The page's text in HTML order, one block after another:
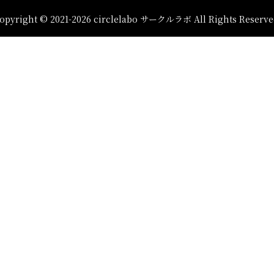
© 2021-2026 circlelabo サークルラボ All Rights